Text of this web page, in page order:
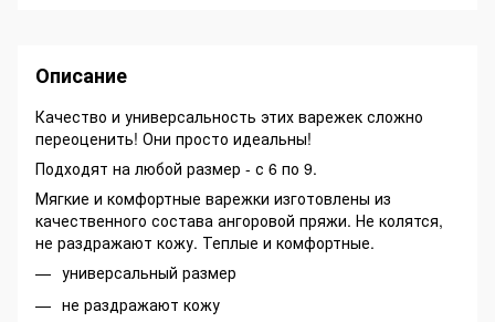
Описание
Качество и универсальность этих варежек сложно
переоценить! Они просто идеальны!
Подходят на любой размер - с 6 по 9.
Мягкие и комфортные варежки изготовлены из
качественного состава ангоровой пряжи. Не колятся,
не раздражают кожу. Теплые и комфортные.
универсальный размер
не раздражают кожу